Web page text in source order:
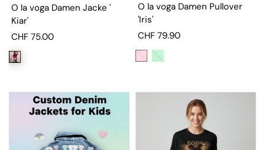
O la voga Damen Jacke '
Kiar'
CHF 75.00
O la voga Damen Pullover
'Iris'
CHF 79.90